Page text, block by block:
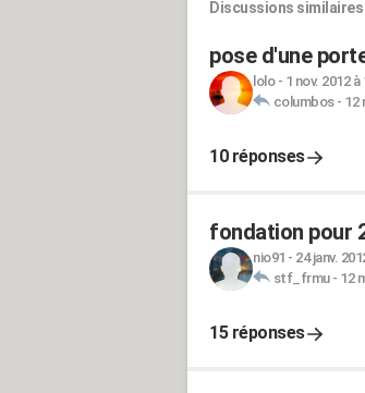
Discussions similaires
pose d'une
lolo- 1 nov. 2012 à
columbos- 12
10 réponses
fondation pour
nio91 - 24 janv.
stf_frmu- 12
15 réponses